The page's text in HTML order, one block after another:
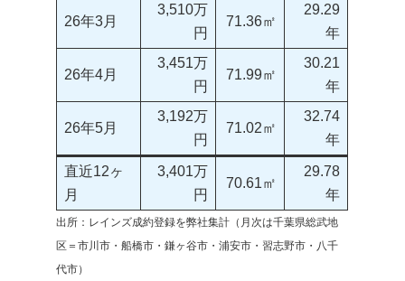
26年3月
3,510万
円
71.36㎡
29.29
年
26年4月
3,451万
円
71.99㎡
30.21
年
26年5月
3,192万
円
71.02㎡
32.74
年
直近12ヶ
月
3,401万
円
70.61㎡
29.78
年
出所：レインズ成約登録を弊社集計（月次は千葉県総武地
区＝市川市・船橋市・鎌ヶ谷市・浦安市・習志野市・八千
代市）